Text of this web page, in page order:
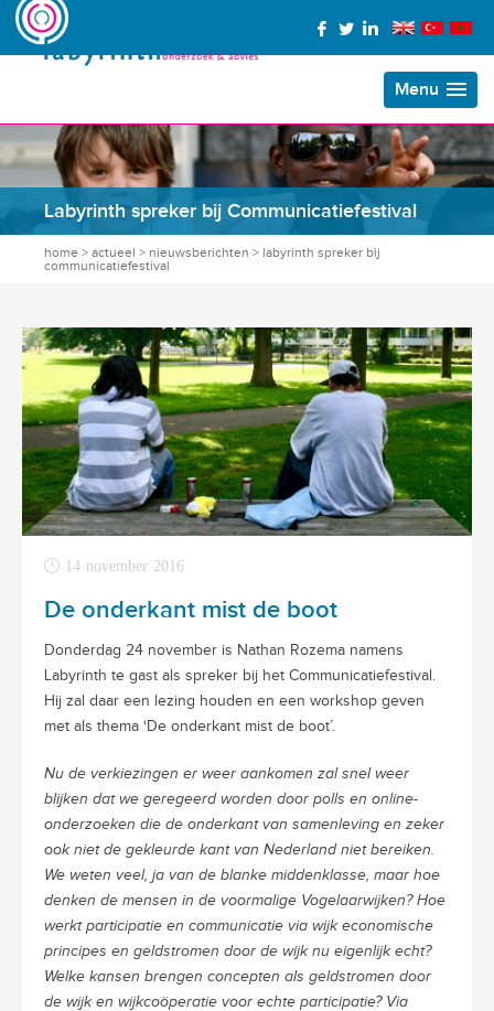
Menu
Labyrinth spreker bij Communicatiefestival
home > actueel > nieuwsberichten > labyrinth spreker bij
communicatiefestival
14 november 2016
De onderkant mist de boot
Donderdag 24 november is Nathan Rozema namens
Labyrinth te gast als spreker bij het Communicatiefestival.
Hij zal daar een lezing houden en een workshop geven
met als thema ‘De onderkant mist de boot’.
Nu de verkiezingen er weer aankomen zal snel weer
blijken dat we geregeerd worden door polls en online-
onderzoeken die de onderkant van samenleving en zeker
ook niet de gekleurde kant van Nederland niet bereiken.
We weten veel, ja van de blanke middenklasse, maar hoe
denken de mensen in de voormalige Vogelaarwijken? Hoe
werkt participatie en communicatie via wijk economische
principes en geldstromen door de wijk nu eigenlijk echt?
Welke kansen brengen concepten als geldstromen door
de wijk en wijkcoöperatie voor echte participatie? Via